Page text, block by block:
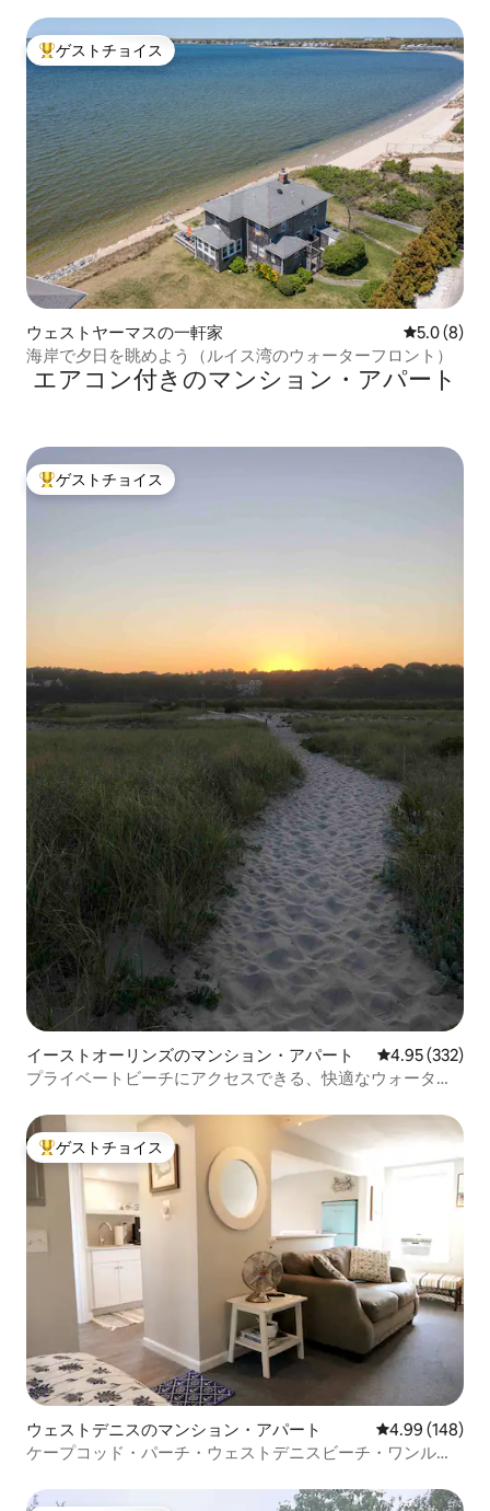
大好評のゲストチョイスです。
ゲストチョイス
ウェストヤーマスの一軒家 レビュー8
5.0 (8)
海岸で夕日を眺めよう（ルイス湾のウォーターフロント）
エアコン付きのマンション・アパート
大好評のゲストチョイスです。
ゲストチョイス
イーストオーリンズのマンション・アパート レビュー332
4.95 (332)
プライベートビーチにアクセスできる、快適なウォーター
大好評のゲストチョイスです。
ゲストチョイス
ウェストデニスのマンション・アパート レビュー148
4.99 (148)
ケープコッド・パーチ・ウェストデニスビーチ・ワンルー